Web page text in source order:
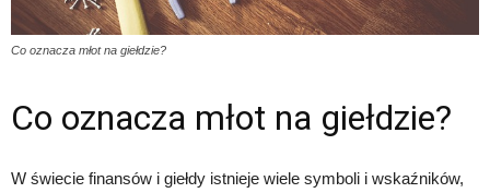
Co oznacza młot na giełdzie?
Co oznacza młot na giełdzie?
W świecie finansów i giełdy istnieje wiele symboli i wskaźników,